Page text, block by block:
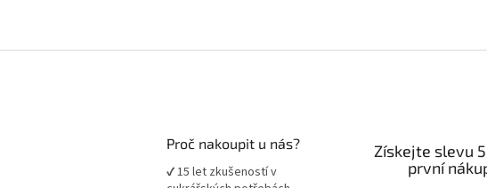
Proč nakoupit u nás?
✔ 15 let zkušeností v
Získejte slevu
první